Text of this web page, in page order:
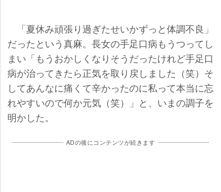
「夏休み頑張り過ぎたせいかずっと体調不良」
だったという真麻。長女の手足口病もうつってし
まい「もうおかしくなりそうだったけれど手足口
病が治ってきたら正気を取り戻しました（笑）そ
してあんなに痛くて辛かったのに私って本当に忘
れやすいので何か元気（笑）」と、いまの調子を
明かした。
ADの後にコンテンツが続きます